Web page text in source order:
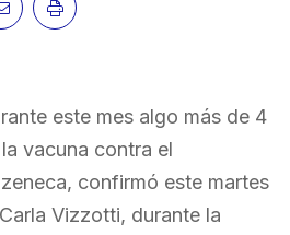
este mes algo más de 4
vacuna contra el
confirmó este martes
Vizzotti, durante la